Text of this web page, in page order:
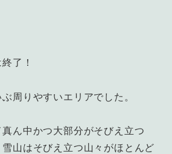
了！
周りやすいエリアでした。
ん中かつ大部分がそびえ立つ
山はそびえ立つ山々がほとんど